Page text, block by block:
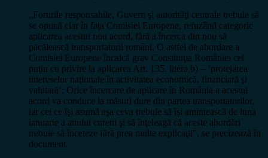
„Forurile responsabile, Guvern şi autorităţi centrale trebuie să
se opună clar în faţa Comisiei Europene, refuzând categoric
aplicarea acestui nou acord, fără a încerca din nou să
păcălească transportatorii români. O astfel de abordare a
Comisiei Europene încalcă grav Constituţia României cel
puţin cu privire la aplicarea Art. 135. litera b) – ‘protejarea
intereselor naţionale în activitatea economică, financiară şi
valutară’; Orice încercare de aplicare în România a acestui
acord va conduce la măsuri dure din partea transportatorilor,
iar cei ce îşi asumă aşa ceva trebuie să îşi amintească de luna
ianuarie a anului curent şi să înţeleagă că aceste abordări
trebuie să înceteze fără prea multe explicaţii”, se precizează în
document.